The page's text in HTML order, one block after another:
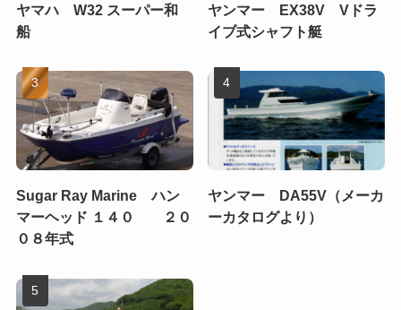
ヤマハ W32 スーパー和
船
ヤンマー EX38V Vドラ
イブ式シャフト艇
Sugar Ray Marine ハン
マーヘッド １４０ ２０
０８年式
ヤンマー DA55V（メーカ
ーカタログより）